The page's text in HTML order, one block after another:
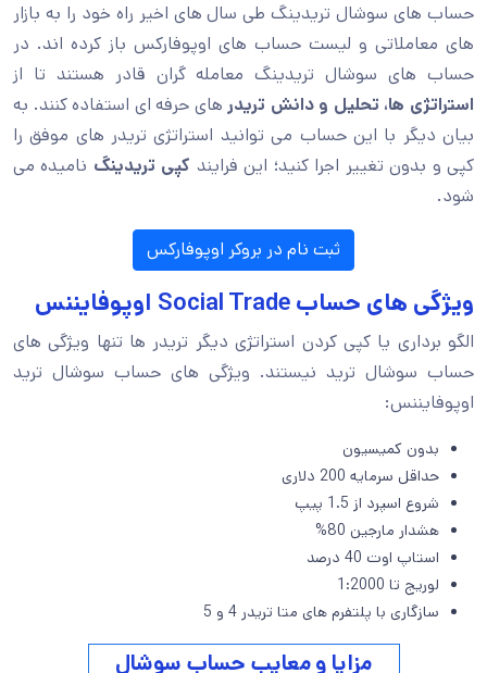
حساب های سوشال تریدینگ طی سال های اخیر راه خود را به بازار
های معاملاتی و لیست حساب های اوپوفارکس باز کرده اند. در
حساب های سوشال تریدینگ معامله گران قادر هستند تا از
استراتژی ها، تحلیل و دانش تریدرهای حرفه ای استفاده کنند. به
بیان دیگر با این حساب می توانید استراتژی تریدر های موفق را
کپی و بدون تغییر اجرا کنید؛ این فرایند کپی تریدینگ نامیده می
شود.
ثبت نام در بروکر اوپوفارکس
ویژگی های حساب Social Trade اوپوفایننس
الگو برداری یا کپی کردن استراتژی دیگر تریدر ها تنها ویژگی های
حساب سوشال ترید نیستند. ویژگی های حساب سوشال ترید
اوپوفایننس:
بدون کمیسیون
حداقل سرمایه 200 دلاری
شروع اسپرد از 1.5 پیپ
هشدار مارجین 80%
استاپ اوت 40 درصد
لوریج تا 1:2000
سازگاری با پلتفرم های متا تریدر 4 و 5
مزایا و معایب حساب سوشال